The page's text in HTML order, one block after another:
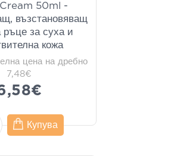
50ml -
възстановяващ
ръце за суха и
кожа
цена на дребно
7,48€
Купува